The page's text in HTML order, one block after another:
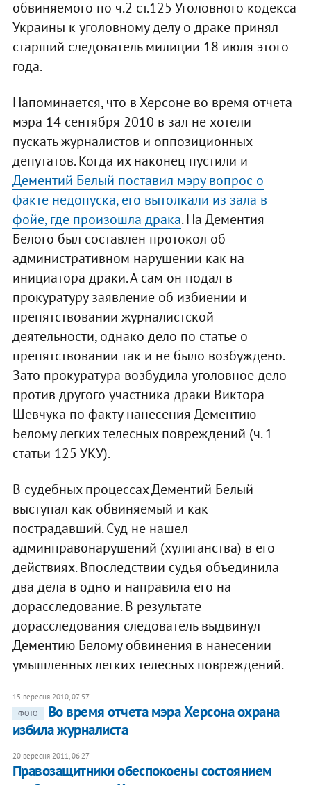
обвиняемого по ч.2 ст.125 Уголовного кодекса
Украины к уголовному делу о драке принял
старший следователь милиции 18 июля этого
года.
Напоминается, что в Херсоне во время отчета
мэра 14 сентября 2010 в зал не хотели
пускать журналистов и оппозиционных
депутатов. Когда их наконец пустили и
Дементий Белый поставил мэру вопрос о
факте недопуска, его вытолкали из зала в
фойе, где произошла драка. На Дементия
Белого был составлен протокол об
административном нарушении как на
инициатора драки. А сам он подал в
прокуратуру заявление об избиении и
препятствовании журналистской
деятельности, однако дело по статье о
препятствовании так и не было возбуждено.
Зато прокуратура возбудила уголовное дело
против другого участника драки Виктора
Шевчука по факту нанесения Дементию
Белому легких телесных повреждений (ч. 1
статьи 125 УКУ).
В судебных процессах Дементий Белый
выступал как обвиняемый и как
пострадавший. Суд не нашел
админправонарушений (хулиганства) в его
действиях. Впоследствии судья объединила
два дела в одно и направила его на
дорасследование. В результате
дорасследования следователь выдвинул
Дементию Белому обвинения в нанесении
умышленных легких телесных повреждений.
15 вересня 2010, 07:57
ФОТО
Во время отчета мэра Херсона охрана
избила журналиста
20 вересня 2011, 06:27
​Правозащитники обеспокоены состоянием